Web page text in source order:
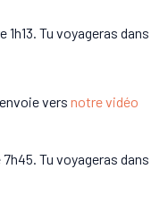
Tu voyageras dans
vers notre vidéo
Tu voyageras dans